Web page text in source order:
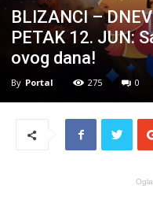
BLIZANCI –
PETAK 12. JUN:
ovog dana!
By Portal 275 0